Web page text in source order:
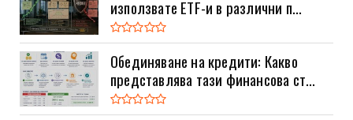
използвате ETF-и в различни п...
Обединяване на кредити: Какво
представлява тази финансова ст...